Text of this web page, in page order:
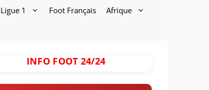
Ligue 1 Foot Français Afrique
INFO FOOT 24/24